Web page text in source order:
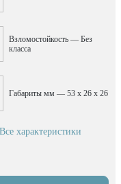
Взломостойкость — Без
класса
Габариты мм — 53 x 26 x 26
Все характеристики